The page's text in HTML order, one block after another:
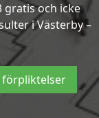
gratis och icke
i Västerby –
förpliktelser